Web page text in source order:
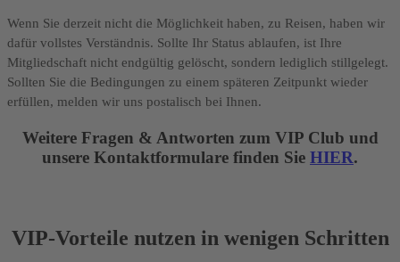
Wenn Sie derzeit nicht die Möglichkeit haben, zu Reisen, haben wir
dafür vollstes Verständnis. Sollte Ihr Status ablaufen, ist Ihre
Mitgliedschaft nicht endgültig gelöscht, sondern lediglich stillgelegt.
Sollten Sie die Bedingungen zu einem späteren Zeitpunkt wieder
erfüllen, melden wir uns postalisch bei Ihnen.
Weitere Fragen & Antworten zum VIP Club und
unsere Kontaktformulare finden Sie HIER.
VIP-Vorteile nutzen in wenigen Schritten